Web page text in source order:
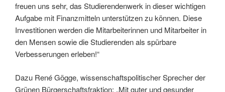
freuen uns sehr, das Studierendenwerk in dieser wichtigen
Aufgabe mit Finanzmitteln unterstützen zu können. Diese
Investitionen werden die Mitarbeiterinnen und Mitarbeiter in
den Mensen sowie die Studierenden als spürbare
Verbesserungen erleben!“
Dazu René Gögge, wissenschaftspolitischer Sprecher der
Grünen Bürgerschaftsfraktion: „Mit guter und gesunder